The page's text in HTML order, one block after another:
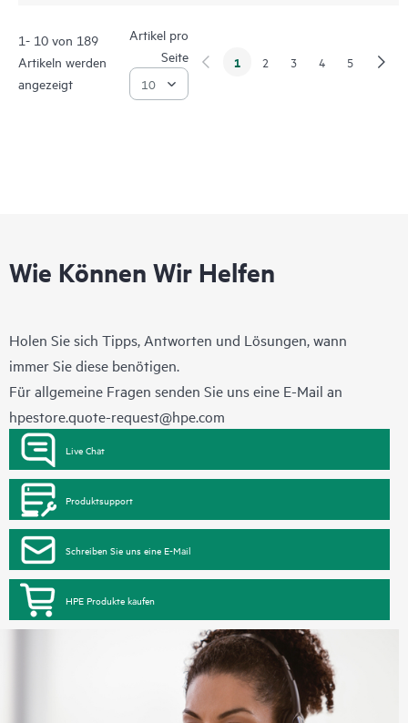
1- 10 von 189
Artikeln werden
angezeigt
Artikel pro
Seite
1 2 3 4 5
Wie Können Wir Helfen
Holen Sie sich Tipps, Antworten und Lösungen, wann
immer Sie diese benötigen.
Für allgemeine Fragen senden Sie uns eine E-Mail an
hpestore.quote-request@hpe.com
Live Chat
Produktsupport
Schreiben Sie uns eine E-Mail
HPE Produkte kaufen